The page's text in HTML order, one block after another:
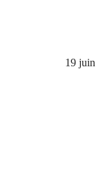
19 juin